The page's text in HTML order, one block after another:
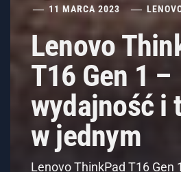
T16 Gen 1 –
wydajność i
w jednym
Lenovo ThinkPad T16 Gen
internetowego
najnowszych serii laptopów
oferowana przez